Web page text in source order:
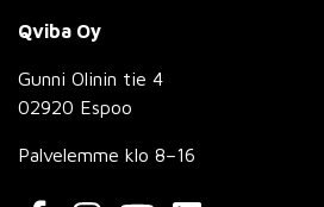
Qviba Oy
Gunni Olinin tie 4
02920 Espoo
Palvelemme klo 8–16